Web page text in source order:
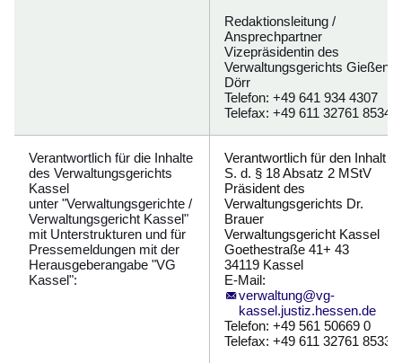
Redaktionsleitung /
Ansprechpartner
Vizepräsidentin des
Verwaltungsgerichts Gießen
Dörr
Telefon: +49 641 934 4307
Telefax: +49 611 32761 8534
Verantwortlich für die Inhalte
des Verwaltungsgerichts
Kassel
unter "Verwaltungsgerichte /
Verwaltungsgericht Kassel"
mit Unterstrukturen und für
Pressemeldungen mit der
Herausgeberangabe "VG
Kassel":
Verantwortlich für den Inhalt i.
S. d. § 18 Absatz 2 MStV
Präsident des
Verwaltungsgerichts Dr.
Brauer
Verwaltungsgericht Kassel
Goethestraße 41+ 43
34119 Kassel
E-Mail:
verwaltung@vg-
kassel.justiz.hessen.de
Telefon: +49 561 50669 0
Telefax: +49 611 32761 8533